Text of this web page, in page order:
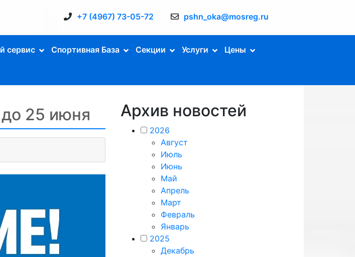
+7 (4967) 73-05-72 pshn_oka@mosreg.ru
сервис Спортивная База Секции Услуги Цены
25 июня Архив новостей
2026
Август
Июль
Июнь
Май
Апрель
Март
Февраль
Январь
2025
Декабрь